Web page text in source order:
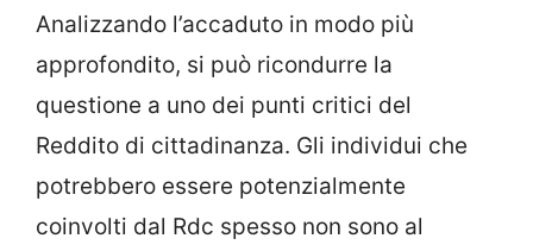
Analizzando l’accaduto in modo più
approfondito, si può ricondurre la
questione a uno dei punti critici del
Reddito di cittadinanza. Gli individui che
potrebbero essere potenzialmente
coinvolti dal Rdc spesso non sono al